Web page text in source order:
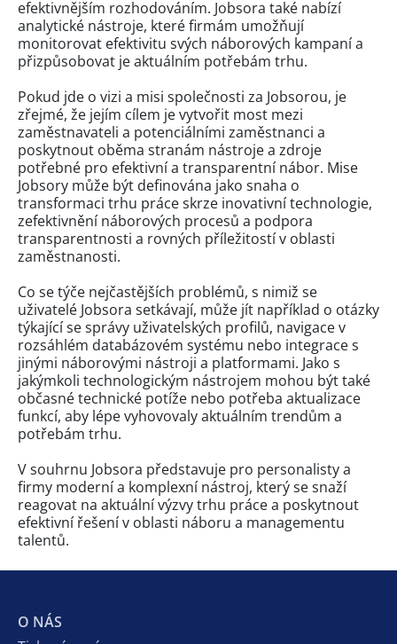
efektivnějším rozhodováním. Jobsora také nabízí
analytické nástroje, které firmám umožňují
monitorovat efektivitu svých náborových kampaní a
přizpůsobovat je aktuálním potřebám trhu.
Pokud jde o vizi a misi společnosti za Jobsorou, je
zřejmé, že jejím cílem je vytvořit most mezi
zaměstnavateli a potenciálními zaměstnanci a
poskytnout oběma stranám nástroje a zdroje
potřebné pro efektivní a transparentní nábor. Mise
Jobsory může být definována jako snaha o
transformaci trhu práce skrze inovativní technologie,
zefektivnění náborových procesů a podpora
transparentnosti a rovných příležitostí v oblasti
zaměstnanosti.
Co se týče nejčastějších problémů, s nimiž se
uživatelé Jobsora setkávají, může jít například o otázky
týkající se správy uživatelských profilů, navigace v
rozsáhlém databázovém systému nebo integrace s
jinými náborovými nástroji a platformami. Jako s
jakýmkoli technologickým nástrojem mohou být také
občasné technické potíže nebo potřeba aktualizace
funkcí, aby lépe vyhovovaly aktuálním trendům a
potřebám trhu.
V souhrnu Jobsora představuje pro personalisty a
firmy moderní a komplexní nástroj, který se snaží
reagovat na aktuální výzvy trhu práce a poskytnout
efektivní řešení v oblasti náboru a managementu
talentů.
O NÁS